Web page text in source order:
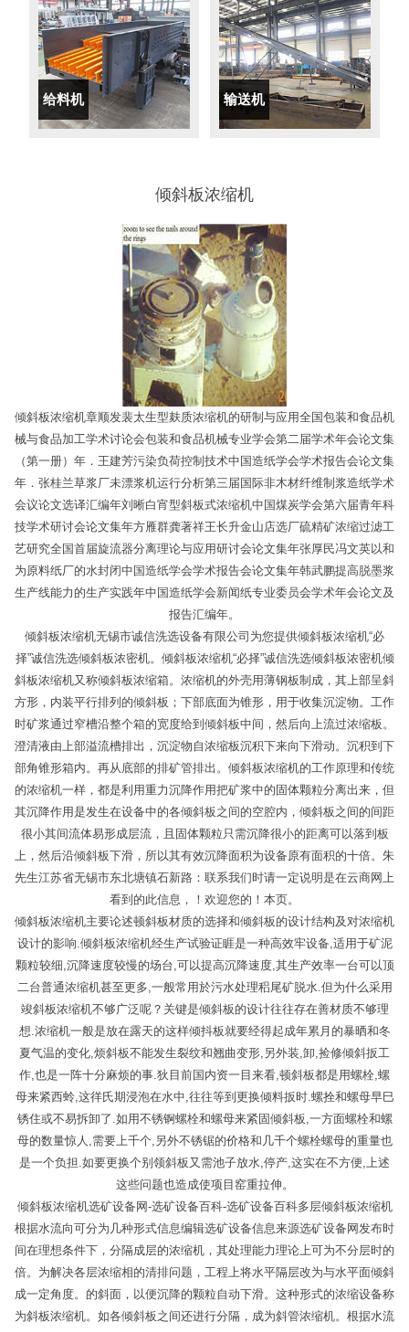
给料机 输送机
倾斜板浓缩机
倾斜板浓缩机章顺发裴太生型麸质浓缩机的研制与应用全国包装和食品机
械与食品加工学术讨论会包装和食品机械专业学会第二届学术年会论文集
（第一册）年．王建芳污染负荷控制技术中国造纸学会学术报告会论文集
年．张桂兰草浆厂未漂浆机运行分析第三届国际非木材纤维制浆造纸学术
会议论文选译汇编年刘晰白宵型斜板式浓缩机中国煤炭学会第六届青年科
技学术研讨会论文集年方雁群龚著祥王长升金山店选厂硫精矿浓缩过滤工
艺研究全国首届旋流器分离理论与应用研讨会论文集年张厚民冯文英以和
为原料纸厂的水封闭中国造纸学会学术报告会论文集年韩武鹏提高脱墨浆
生产线能力的生产实践年中国造纸学会新闻纸专业委员会学术年会论文及
报告汇编年。
倾斜板浓缩机无锡市诚信洗选设备有限公司为您提供倾斜板浓缩机“必
择”诚信洗选倾斜板浓密机。倾斜板浓缩机“必择”诚信洗选倾斜板浓密机倾
斜板浓缩机又称倾斜板浓缩箱。浓缩机的外壳用薄钢板制成，其上部呈斜
方形，内装平行排列的倾斜板；下部底面为锥形，用于收集沉淀物。工作
时矿浆通过窄槽沿整个箱的宽度给到倾斜板中间，然后向上流过浓缩板。
澄清液由上部溢流槽排出，沉淀物自浓缩板沉积下来向下滑动。沉积到下
部角锥形箱内。再从底部的排矿管排出。倾斜板浓缩机的工作原理和传统
的浓缩机一样，都是利用重力沉降作用把矿浆中的固体颗粒分离出来，但
其沉降作用是发生在设备中的各倾斜板之间的空腔内，倾斜板之间的间距
很小其间流体易形成层流，且固体颗粒只需沉降很小的距离可以落到板
上，然后沿倾斜板下滑，所以其有效沉降面积为设备原有面积的十倍。朱
先生江苏省无锡市东北塘镇石新路：联系我们时请一定说明是在云商网上
看到的此信息，！欢迎您的！本页。
倾斜板浓缩机主要论述顿斜板材质的选择和倾斜板的设计结构及对浓缩机
设计的影响.倾斜板浓缩机经生产试验证睚是一种高效牢设备,适用于矿泥
颗粒较细,沉降速度较慢的场台,可以提高沉降速度,其生产效率一台可以顶
二台普通浓缩机甚至更多,一般常用於污水处理稆尾矿脱水.但为什么采用
竣斜板浓缩机不够广泛呢？关键是倾斜板的设计往往存在善材质不够理
想.浓缩机一般是放在露天的这样倾抖板就要经得起成年累月的暴晒和冬
夏气温的变化,烦斜板不能发生裂纹和翘曲变形,另外装,卸,捡修倾斜扳工
作,也是一阵十分麻烦的事.狄目前国内资一目来看,顿斜板都是用螺栓,螺
母来紧西蛉,这徉氏期浸泡在水中,往往等到更换倾料扳时.螺拴和螺母早巳
锈住或不易拆卸了.如用不锈锕螺栓和螺母来紧固倾斜板,一方面螺栓和螺
母的数量惊人,需要上千个,另外不锈锯的价格和几千个螺栓螺母的重量也
是一个负担.如要更换个别领斜板又需池子放水,停产,这实在不方便,上述
这些问题也造成使项目窑重拉伸。
倾斜板浓缩机选矿设备网-选矿设备百科-选矿设备百科多层倾斜板浓缩机
根据水流向可分为几种形式信息编辑选矿设备信息来源选矿设备网发布时
间在理想条件下，分隔成层的浓缩机，其处理能力理论上可为不分层时的
倍。为解决各层浓缩相的清排问题，工程上将水平隔层改为与水平面倾斜
成一定角度。的斜面，以便沉降的颗粒自动下滑。这种形式的浓缩设备称
为斜板浓缩机。如各倾斜板之间还进行分隔，成为斜管浓缩机。根据水流